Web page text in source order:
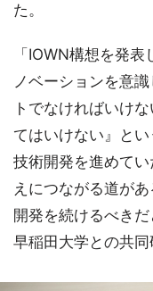
た。
「IOWN構想を発
ノベーションを意
トでなければいけ
てはいけない』とい
技術開発を進めて
えにつながる道が
開発を続けるべき
早稲田大学との共同